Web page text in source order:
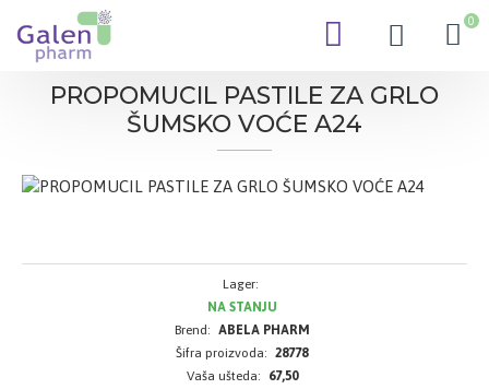
0
PROPOMUCIL PASTILE ZA GRLO
ŠUMSKO VOĆE A24
Lager:
NA STANJU
Brend: ABELA PHARM
Šifra proizvoda: 28778
Vaša ušteda:
67,50